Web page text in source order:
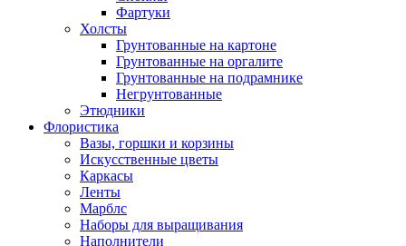
Фартуки
Холсты
Грунтованные на картоне
Грунтованные на оргалите
Грунтованные на подрамнике
Негрунтованные
Этюдники
Флористика
Вазы, горшки и корзины
Искусственные цветы
Каркасы
Ленты
Марблс
Наборы для выращивания
Наполнители